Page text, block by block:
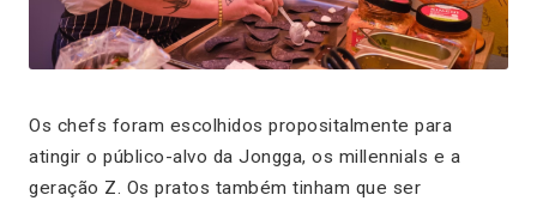
Os chefs foram escolhidos propositalmente para
atingir o público-alvo da Jongga, os millennials e a
geração Z. Os pratos também tinham que ser